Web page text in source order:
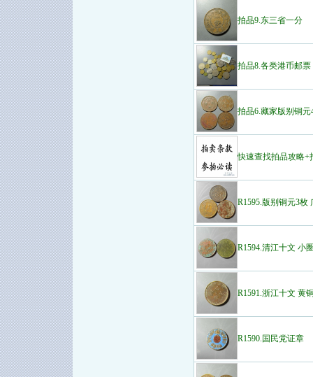
拍品9.东三省一分
拍品8.各类港币邮票
拍品6.藏家版别铜
快速查找拍品攻略+
R1595.版别铜元3枚
R1594.清江十文 小
R1591.浙江十文 黄
R1590.国民党证章